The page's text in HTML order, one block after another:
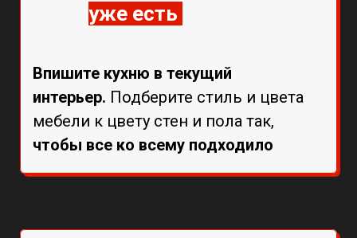
уже есть
Впишите кухню в текущий
интерьер. Подберите стиль и цвета
мебели к цвету стен и пола так,
чтобы все ко всему подходило